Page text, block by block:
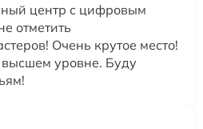
центр с цифровым
отметить
Очень крутое место!
уровне. Буду